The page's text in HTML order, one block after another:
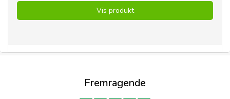
Vis produkt
Fremragende